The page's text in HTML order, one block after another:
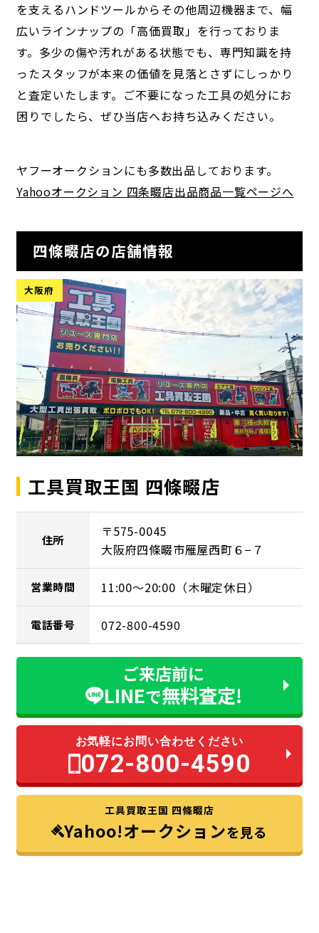
を支えるハンドツールからその他周辺機器まで、幅
広いラインナップの「高価買取」を行っておりま
す。多少の傷や汚れがある状態でも、専門知識を持
ったスタッフが本来の価値を見落とさずにしっかり
と査定いたします。ご不要になった工具の処分にお
困りでしたら、ぜひ当店へお持ち込みください。
ヤフーオークションにも多数出品しております。
Yahooオークション 四条畷店出品商品一覧ページへ
四條畷店の店舗情報
大阪府
工具買取王国 四條畷店
住所
〒575-0045
大阪府四條畷市雁屋西町６−７
営業時間 11:00～20:00（木曜定休日）
電話番号 072-800-4590
ご来店前に
LINEで無料査定!
お気軽にお問い合わせください
072-800-4590
工具買取王国 四條畷店
Yahoo!オークションを見る